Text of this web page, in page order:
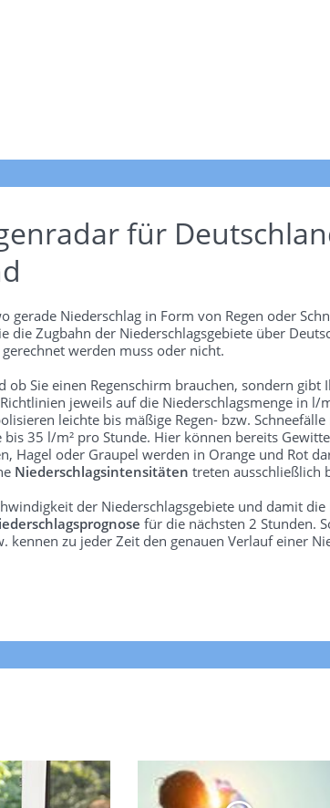
für
gerade Niederschlag in Form von Regen oder
die Zugbahn der Niederschlagsgebiete über
werden muss oder nicht.
ob Sie einen Regenschirm brauchen, sondern
jeweils auf die Niederschlagsmenge in l/
leichte bis mäßige Regen- bzw.
35 l/m² pro Stunde. Hier können bereits
Hagel oder Graupel werden in Orange und Rot
Niederschlagsintensitäten treten ausschließlich
der Niederschlagsgebiete und damit
für die nächsten 2 Stunden.
kennen zu jeder Zeit den genauen Verlauf einer